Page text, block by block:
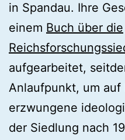
in Spandau. Ihre
einem Buch über die
aufgearbeitet,
Anlaufpunkt, um auf
erzwungene
der Siedlung nach